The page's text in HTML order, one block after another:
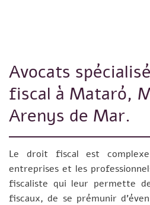
Avocats
fiscal à Mataró,
Arenys de Mar.
Le droit fiscal est
entreprises et les
fiscaliste qui leur permette
fiscaux, de se prémunir